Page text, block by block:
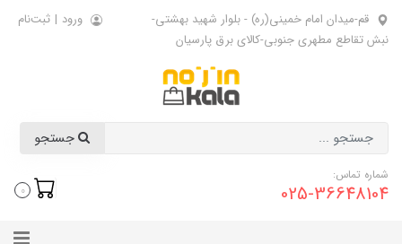
قم-میدان امام خمینی(ره) - بلوار شهید بهشتی-
نبش تقاطع مطهری جنوبی-کالای برق پارسیان
ورود | ثبت‌نام
شماره تماس:
025-36648104
0